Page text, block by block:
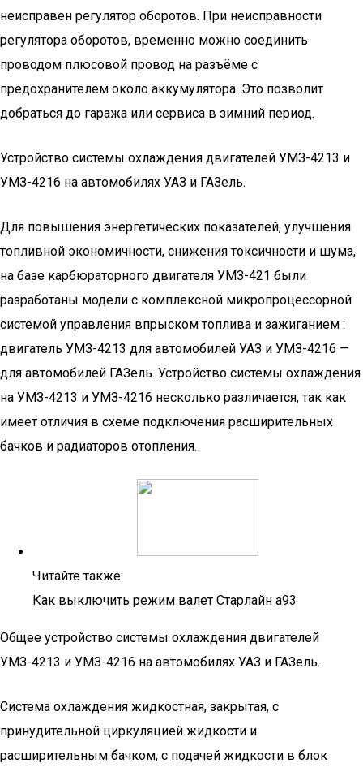
неисправен регулятор оборотов. При неисправности
регулятора оборотов, временно можно соединить
проводом плюсовой провод на разъёме с
предохранителем около аккумулятора. Это позволит
добраться до гаража или сервиса в зимний период.
Устройство системы охлаждения двигателей УМЗ-4213 и
УМЗ-4216 на автомобилях УАЗ и ГАЗель.
Для повышения энергетических показателей, улучшения
топливной экономичности, снижения токсичности и шума,
на базе карбюраторного двигателя УМЗ-421 были
разработаны модели с комплексной микропроцессорной
системой управления впрыском топлива и зажиганием :
двигатель УМЗ-4213 для автомобилей УАЗ и УМЗ-4216 —
для автомобилей ГАЗель. Устройство системы охлаждения
на УМЗ-4213 и УМЗ-4216 несколько различается, так как
имеет отличия в схеме подключения расширительных
бачков и радиаторов отопления.
Читайте также:
Как выключить режим валет Старлайн а93
Общее устройство системы охлаждения двигателей
УМЗ-4213 и УМЗ-4216 на автомобилях УАЗ и ГАЗель.
Система охлаждения жидкостная, закрытая, с
принудительной циркуляцией жидкости и
расширительным бачком, с подачей жидкости в блок